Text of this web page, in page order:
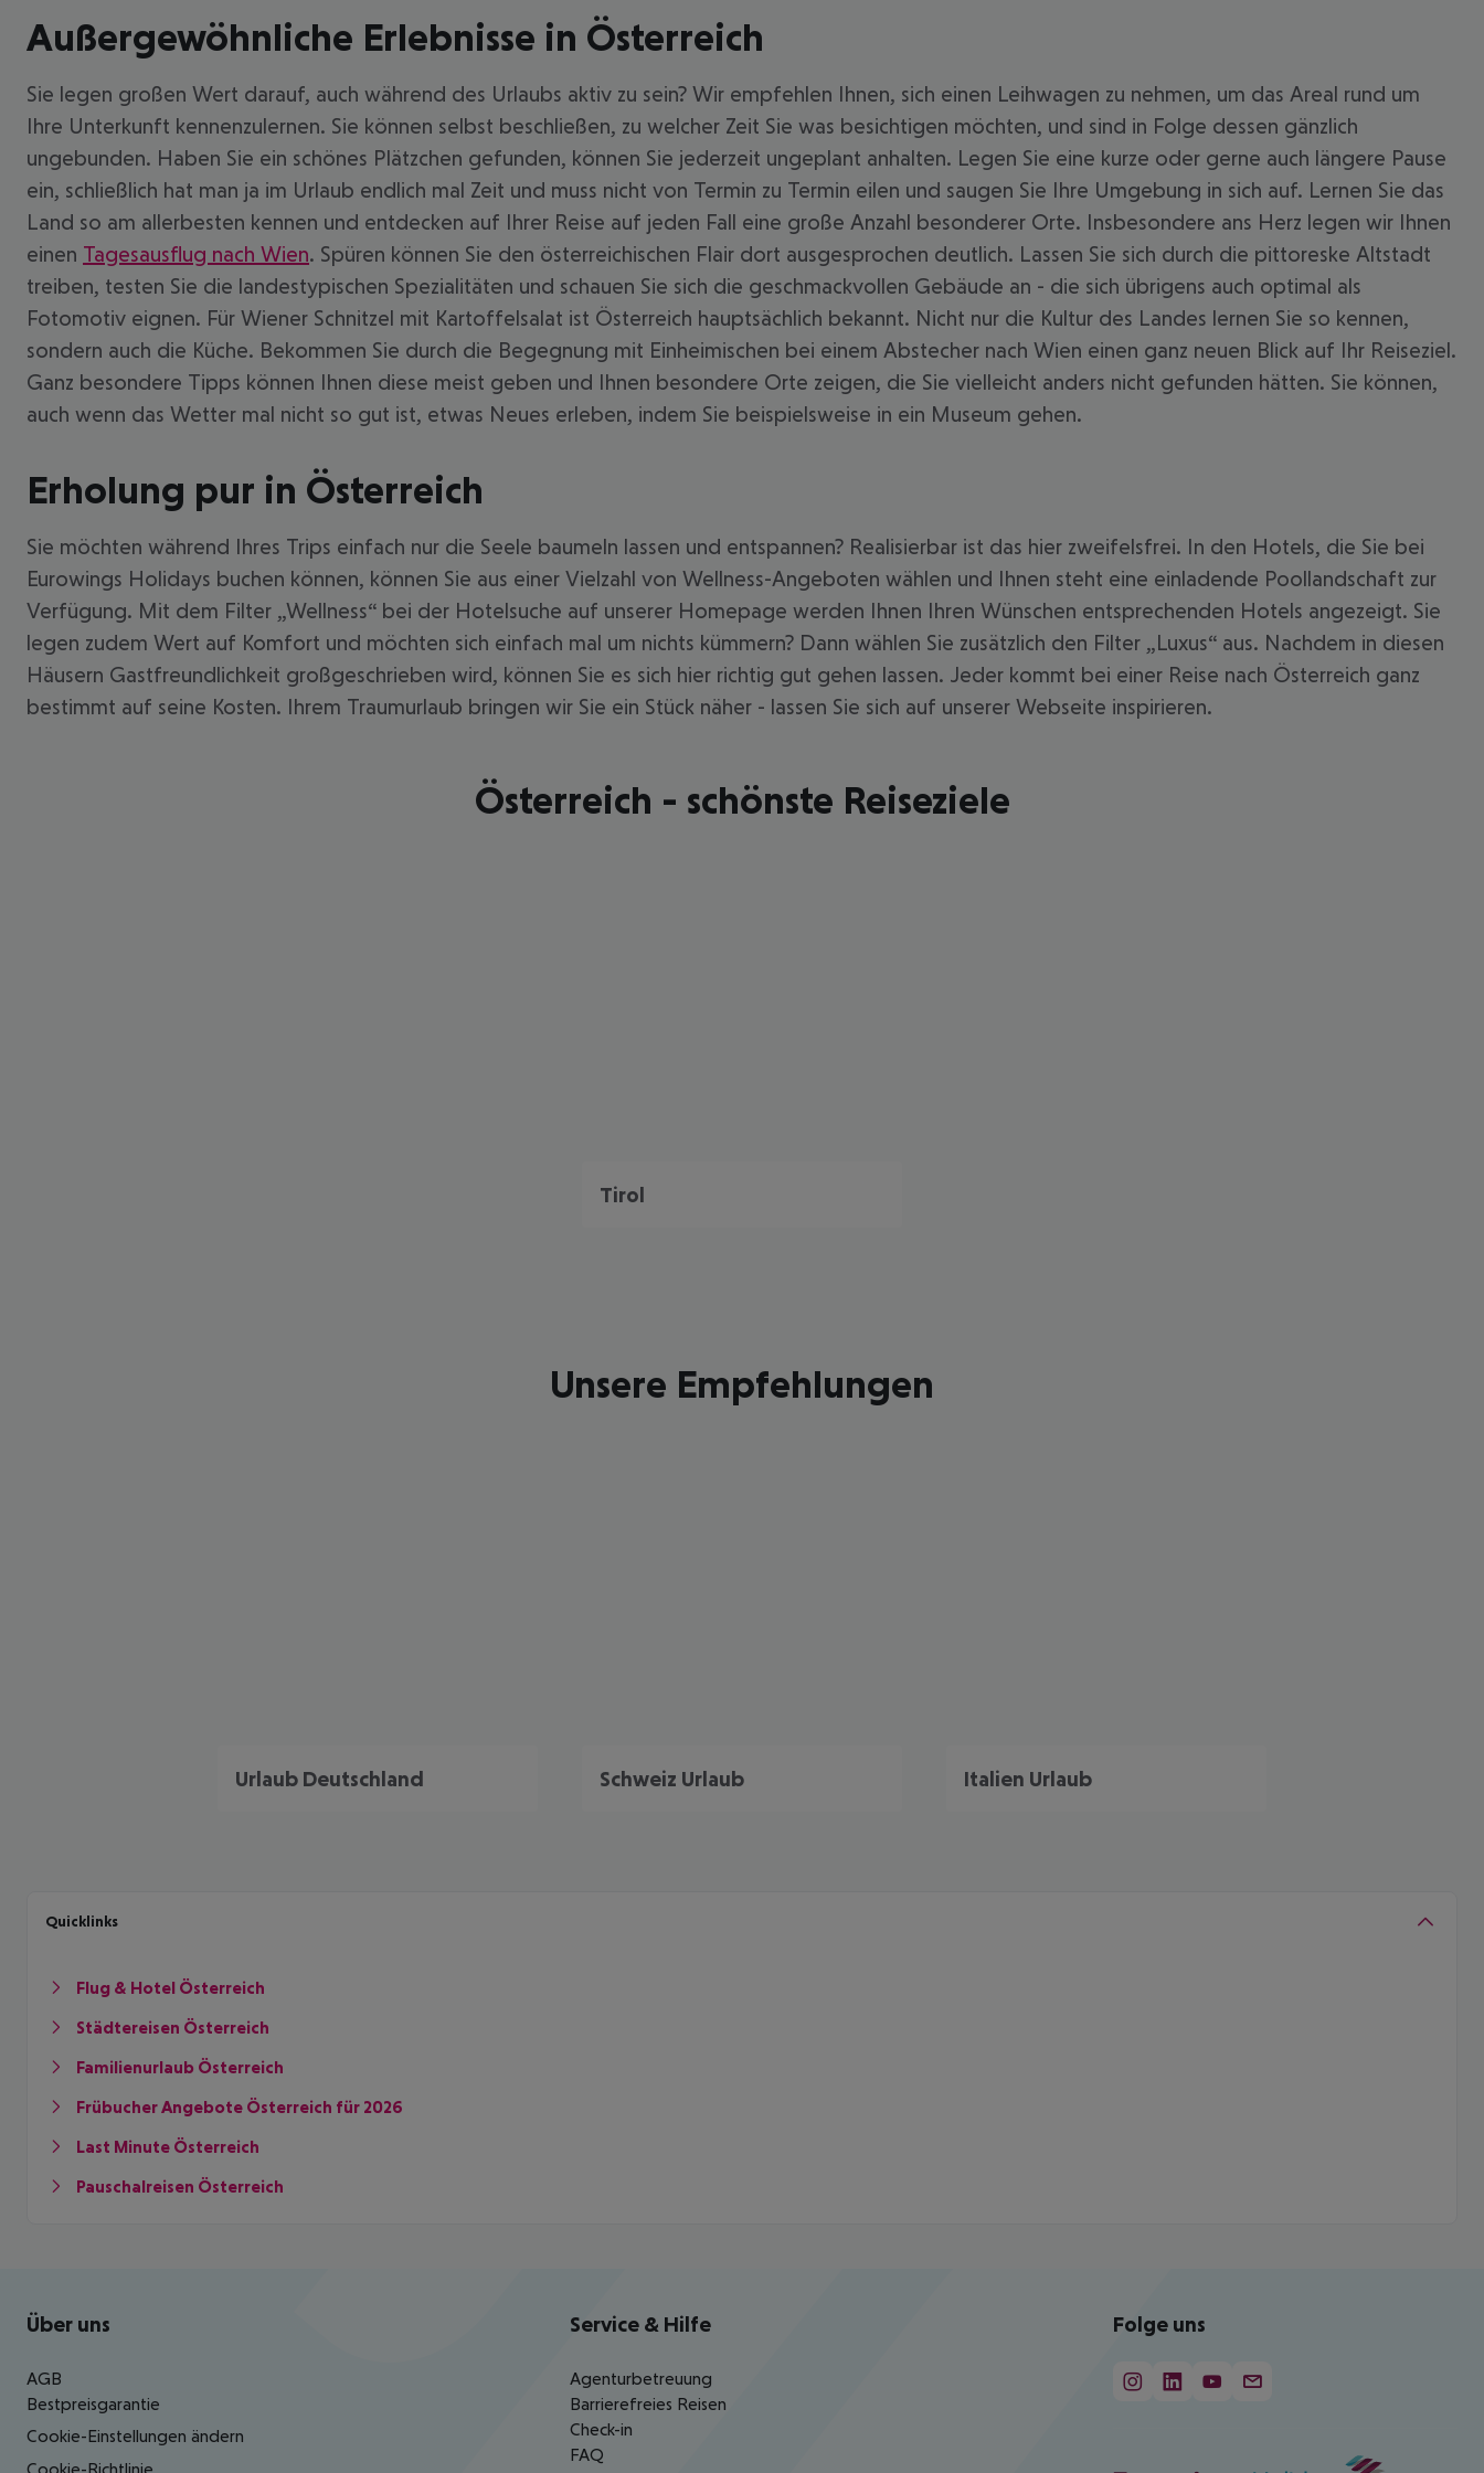
Außergewöhnliche Erlebnisse in Österreich
Sie legen großen Wert darauf, auch während des Urlaubs aktiv zu sein? Wir empfehlen Ihnen, sich einen Leihwagen zu nehmen, um das Areal rund um
Ihre Unterkunft kennenzulernen. Sie können selbst beschließen, zu welcher Zeit Sie was besichtigen möchten, und sind in Folge dessen gänzlich
ungebunden. Haben Sie ein schönes Plätzchen gefunden, können Sie jederzeit ungeplant anhalten. Legen Sie eine kurze oder gerne auch längere Pause
ein, schließlich hat man ja im Urlaub endlich mal Zeit und muss nicht von Termin zu Termin eilen und saugen Sie Ihre Umgebung in sich auf. Lernen Sie das
Land so am allerbesten kennen und entdecken auf Ihrer Reise auf jeden Fall eine große Anzahl besonderer Orte. Insbesondere ans Herz legen wir Ihnen
einen Tagesausflug nach Wien. Spüren können Sie den österreichischen Flair dort ausgesprochen deutlich. Lassen Sie sich durch die pittoreske Altstadt
treiben, testen Sie die landestypischen Spezialitäten und schauen Sie sich die geschmackvollen Gebäude an - die sich übrigens auch optimal als
Fotomotiv eignen. Für Wiener Schnitzel mit Kartoffelsalat ist Österreich hauptsächlich bekannt. Nicht nur die Kultur des Landes lernen Sie so kennen,
sondern auch die Küche. Bekommen Sie durch die Begegnung mit Einheimischen bei einem Abstecher nach Wien einen ganz neuen Blick auf Ihr Reiseziel.
Ganz besondere Tipps können Ihnen diese meist geben und Ihnen besondere Orte zeigen, die Sie vielleicht anders nicht gefunden hätten. Sie können,
auch wenn das Wetter mal nicht so gut ist, etwas Neues erleben, indem Sie beispielsweise in ein Museum gehen.
Erholung pur in Österreich
Sie möchten während Ihres Trips einfach nur die Seele baumeln lassen und entspannen? Realisierbar ist das hier zweifelsfrei. In den Hotels, die Sie bei
Eurowings Holidays buchen können, können Sie aus einer Vielzahl von Wellness-Angeboten wählen und Ihnen steht eine einladende Poollandschaft zur
Verfügung. Mit dem Filter „Wellness“ bei der Hotelsuche auf unserer Homepage werden Ihnen Ihren Wünschen entsprechenden Hotels angezeigt. Sie
legen zudem Wert auf Komfort und möchten sich einfach mal um nichts kümmern? Dann wählen Sie zusätzlich den Filter „Luxus“ aus. Nachdem in diesen
Häusern Gastfreundlichkeit großgeschrieben wird, können Sie es sich hier richtig gut gehen lassen. Jeder kommt bei einer Reise nach Österreich ganz
bestimmt auf seine Kosten. Ihrem Traumurlaub bringen wir Sie ein Stück näher - lassen Sie sich auf unserer Webseite inspirieren.
Österreich - schönste Reiseziele
Tirol
Unsere Empfehlungen
Urlaub Deutschland Schweiz Urlaub Italien Urlaub
Quicklinks
Flug & Hotel Österreich
Städtereisen Österreich
Familienurlaub Österreich
Frübucher Angebote Österreich für 2026
Last Minute Österreich
Pauschalreisen Österreich
Footer navigation
Über uns
AGB
Bestpreisgarantie
Cookie-Einstellungen ändern
Cookie-Richtlinie
Service & Hilfe
Agenturbetreuung
Barrierefreies Reisen
Check-in
FAQ
Folge uns